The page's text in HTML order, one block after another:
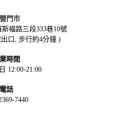
門市
福路三段333巷10號
口, 步行約4分鐘 )
時間
12:00-21:00
電話
7440